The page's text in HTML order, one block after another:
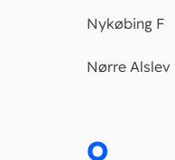
Nykøbing F
Nørre Alslev
O